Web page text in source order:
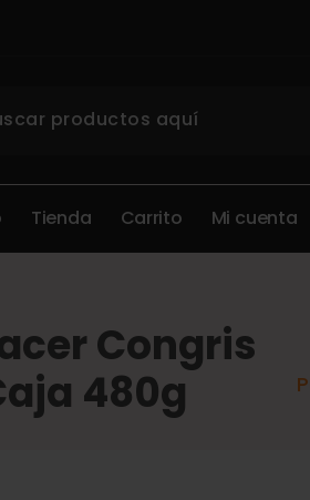
Tienda Carrito Mi cuenta
Congris
480g